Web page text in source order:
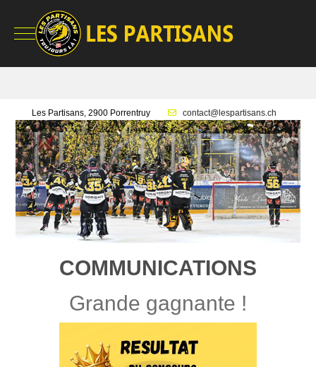
Mobile Menu Toggle
Les Partisans, 2900 Porrentruy contact@lespartisans.ch
COMMUNICATIONS
Grande gagnante !